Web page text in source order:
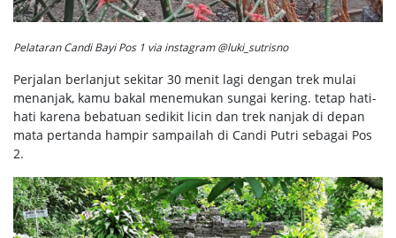
Pelataran Candi Bayi Pos 1 via instagram @luki_sutrisno
Perjalan berlanjut sekitar 30 menit lagi dengan trek mulai
menanjak, kamu bakal menemukan sungai kering. tetap hati-
hati karena bebatuan sedikit licin dan trek nanjak di depan
mata pertanda hampir sampailah di Candi Putri sebagai Pos
2.